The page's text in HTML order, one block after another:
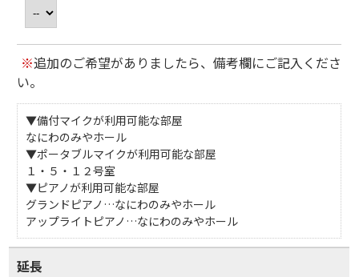
※追加のご希望がありましたら、備考欄にご記入くださ
い。
▼備付マイクが利用可能な部屋
なにわのみやホール
▼ポータブルマイクが利用可能な部屋
１・５・１２号室
▼ピアノが利用可能な部屋
グランドピアノ…なにわのみやホール
アップライトピアノ…なにわのみやホール
延長